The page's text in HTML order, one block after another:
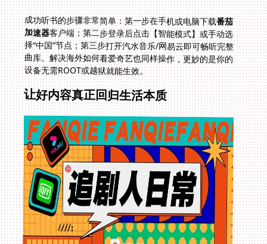
成功听书的步骤非常简单：第一步在手机或电脑下载番茄
加速器客户端；第二步登录后点击【智能模式】或手动选
择“中国”节点；第三步打开汽水音乐/网易云即可畅听完整
曲库。解决海外如何看爱奇艺也同样操作，更妙的是你的
设备无需ROOT或越狱就能生效。
让好内容真正回归生活本质